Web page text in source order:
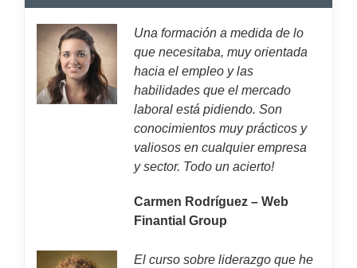
Una formación a medida de lo
que necesitaba, muy orientada
hacia el empleo y las
habilidades que el mercado
laboral está pidiendo. Son
conocimientos muy prácticos y
valiosos en cualquier empresa
y sector. Todo un acierto!
Carmen Rodríguez – Web
Finantial Group
El curso sobre liderazgo que he